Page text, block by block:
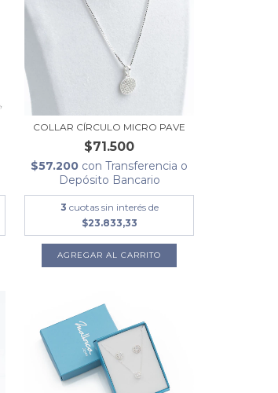
COLLAR CÍRCULO MICRO PAVE
$71.500
$57.200 con Transferencia o
Depósito Bancario
3 cuotas sin interés de
$23.833,33